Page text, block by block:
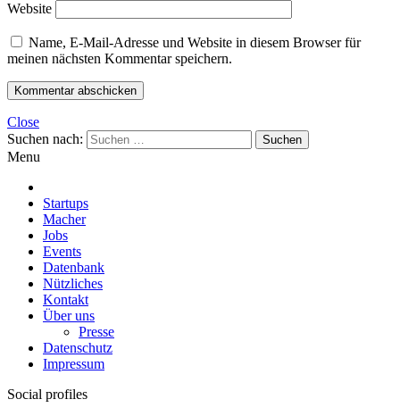
Website
Name, E-Mail-Adresse und Website in diesem Browser für
meinen nächsten Kommentar speichern.
Close
Suchen nach:
Menu
Startups
Macher
Jobs
Events
Datenbank
Nützliches
Kontakt
Über uns
Presse
Datenschutz
Impressum
Social profiles